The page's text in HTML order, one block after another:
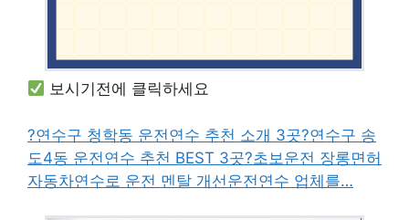
보시기전에 클릭하세요
?연수구 청학동 운전연수 추천 소개 3곳?연수구 송
도4동 운전연수 추천 BEST 3곳?초보운전 장롱면허
자동차연수로 운전 멘탈 개선운전연수 업체를…